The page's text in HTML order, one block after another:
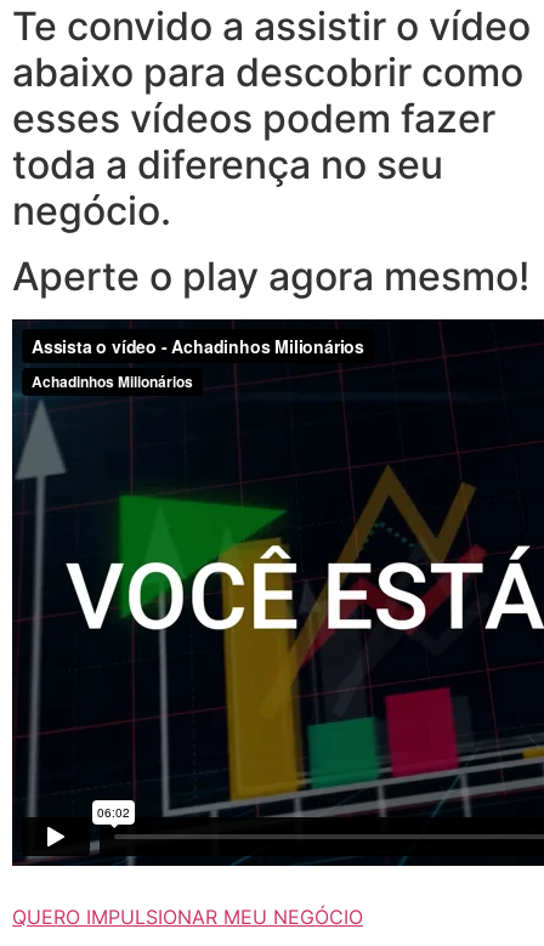
Te convido a assistir o vídeo
abaixo para descobrir como
esses vídeos podem fazer
toda a diferença no seu
negócio.
Aperte o play agora mesmo!
QUERO IMPULSIONAR MEU NEGÓCIO